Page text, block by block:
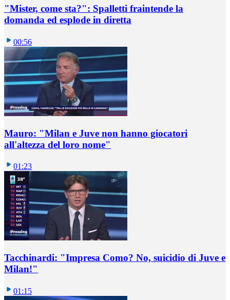
"Mister, come sta?": Spalletti fraintende la
domanda ed esplode in diretta
00:56
Mauro: "Milan e Juve non hanno giocatori
all'altezza del loro nome"
01:23
Tacchinardi: "Impresa Como? No, suicidio di Juve e
Milan!"
01:15